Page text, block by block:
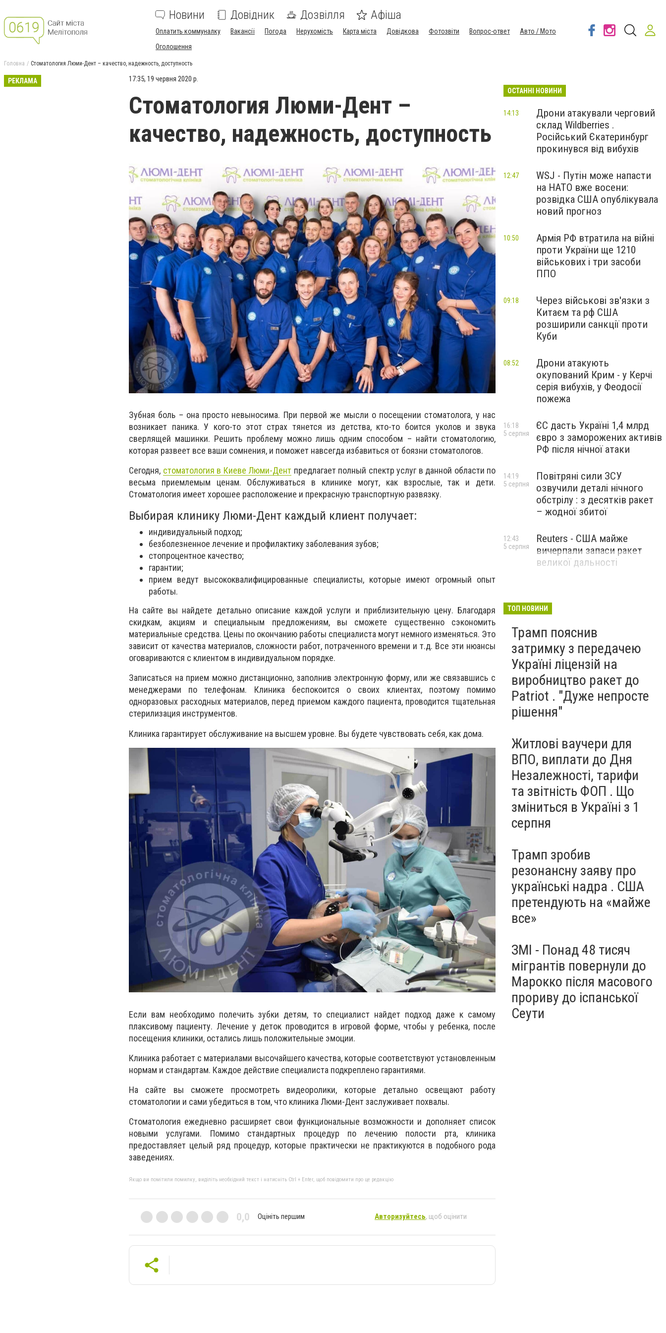
Новини Довідник Дозвілля Афіша
Оплатить коммуналку Вакансії Погода Нерухомість Карта міста Довідкова Фотозвіти Вопрос-ответ
Авто / Мото
Оголошення
Головна Стоматология Люми-Дент – качество, надежность, доступность
РЕКЛАМА 17:35, 19 червня 2020 р.
Стоматология Люми-Дент –
качество, надежность, доступность
Зубная боль – она просто невыносима. При первой же мысли о посещении стоматолога, у нас
возникает паника. У кого-то этот страх тянется из детства, кто-то боится уколов и звука
сверлящей машинки. Решить проблему можно лишь одним способом – найти стоматологию,
которая развеет все ваши сомнения, и поможет навсегда избавиться от боязни стоматологов.
Сегодня, стоматология в Киеве Люми-Дент предлагает полный спектр услуг в данной области по
весьма приемлемым ценам. Обслуживаться в клинике могут, как взрослые, так и дети.
Стоматология имеет хорошее расположение и прекрасную транспортную развязку.
Выбирая клинику Люми-Дент каждый клиент получает:
индивидуальный подход;
безболезненное лечение и профилактику заболевания зубов;
стопроцентное качество;
гарантии;
прием ведут высококвалифицированные специалисты, которые имеют огромный опыт
работы.
На сайте вы найдете детально описание каждой услуги и приблизительную цену. Благодаря
скидкам, акциям и специальным предложениям, вы сможете существенно сэкономить
материальные средства. Цены по окончанию работы специалиста могут немного изменяться. Это
зависит от качества материалов, сложности работ, потраченного времени и т.д. Все эти нюансы
оговариваются с клиентом в индивидуальном порядке.
Записаться на прием можно дистанционно, заполнив электронную форму, или же связавшись с
менеджерами по телефонам. Клиника беспокоится о своих клиентах, поэтому помимо
одноразовых расходных материалов, перед приемом каждого пациента, проводится тщательная
стерилизация инструментов.
Клиника гарантирует обслуживание на высшем уровне. Вы будете чувствовать себя, как дома.
Если вам необходимо полечить зубки детям, то специалист найдет подход даже к самому
плаксивому пациенту. Лечение у деток проводится в игровой форме, чтобы у ребенка, после
посещения клиники, остались лишь положительные эмоции.
Клиника работает с материалами высочайшего качества, которые соответствуют установленным
нормам и стандартам. Каждое действие специалиста подкреплено гарантиями.
На сайте вы сможете просмотреть видеоролики, которые детально освещают работу
стоматологии и сами убедиться в том, что клиника Люми-Дент заслуживает похвалы.
Стоматология ежедневно расширяет свои функциональные возможности и дополняет список
новыми услугами. Помимо стандартных процедур по лечению полости рта, клиника
предоставляет целый ряд процедур, которые практически не практикуются в подобного рода
заведениях.
Якщо ви помітили помилку, виділіть необхідний текст і натисніть Ctrl + Enter, щоб повідомити про це редакцію
0,0 Оцініть першим Авторизуйтесь, щоб оцінити
ОСТАННІ НОВИНИ
Дрони атакували черговий
склад Wildberries .
Російський Єкатеринбург
прокинувся від вибухів
14:13
WSJ - Путін може напасти
на НАТО вже восени:
розвідка США опублікувала
новий прогноз
12:47
Армія РФ втратила на війні
проти України ще 1210
військових і три засоби
ППО
10:50
Через військові зв'язки з
Китаєм та рф США
розширили санкції проти
Куби
09:18
Дрони атакують
окупований Крим - у Керчі
серія вибухів, у Феодосії
пожежа
08:52
ЄС дасть Україні 1,4 млрд
євро з заморожених активів
РФ після нічної атаки
16:18
5 серпня
Повітряні сили ЗСУ
озвучили деталі нічного
обстрілу : з десятків ракет
– жодної збитої
14:19
5 серпня
Reuters - США майже
вичерпали запаси ракет
великої дальності
12:43
5 серпня
ТОП НОВИНИ
Трамп пояснив
затримку з передачею
Україні ліцензій на
виробництво ракет до
Patriot . "Дуже непросте
рішення"
Житлові ваучери для
ВПО, виплати до Дня
Незалежності, тарифи
та звітність ФОП . Що
зміниться в Україні з 1
серпня
Трамп зробив
резонансну заяву про
українські надра . США
претендують на «майже
все»
ЗМІ - Понад 48 тисяч
мігрантів повернули до
Марокко після масового
прориву до іспанської
Сеути